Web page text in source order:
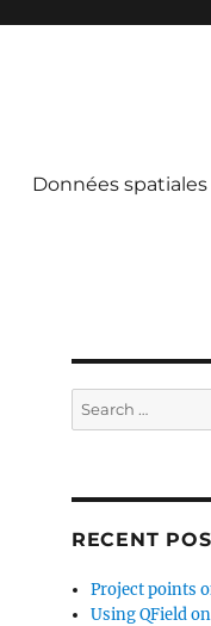
Données spatiales
Search
for:
RECENT
Project points
Using QField